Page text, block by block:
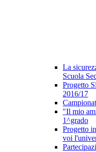
La
Scuola
Progetto
2016/17
"Il mio
1^grado
Progetto
voi